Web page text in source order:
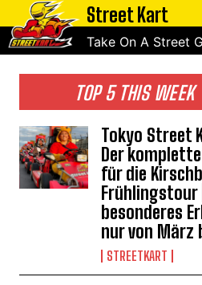
Street Kart
Take On A Street
TOP 5 THIS WEEK
Tokyo Street
Der
für die
Frühlingstour
besonderes
nur von März
STREETKART